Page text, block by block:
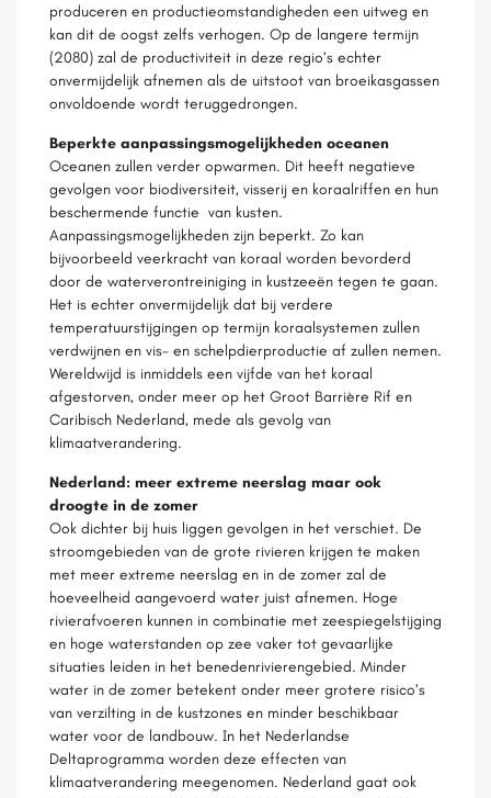
produceren en productieomstandigheden een uitweg en
kan dit de oogst zelfs verhogen. Op de langere termijn
(2080) zal de productiviteit in deze regio’s echter
onvermijdelijk afnemen als de uitstoot van broeikasgassen
onvoldoende wordt teruggedrongen.
Beperkte aanpassingsmogelijkheden oceanen
Oceanen zullen verder opwarmen. Dit heeft negatieve
gevolgen voor biodiversiteit, visserij en koraalriffen en hun
beschermende functie van kusten.
Aanpassingsmogelijkheden zijn beperkt. Zo kan
bijvoorbeeld veerkracht van koraal worden bevorderd
door de waterverontreiniging in kustzeeën tegen te gaan.
Het is echter onvermijdelijk dat bij verdere
temperatuurstijgingen op termijn koraalsystemen zullen
verdwijnen en vis- en schelpdierproductie af zullen nemen.
Wereldwijd is inmiddels een vijfde van het koraal
afgestorven, onder meer op het Groot Barrière Rif en
Caribisch Nederland, mede als gevolg van
klimaatverandering.
Nederland: meer extreme neerslag maar ook
droogte in de zomer
Ook dichter bij huis liggen gevolgen in het verschiet. De
stroomgebieden van de grote rivieren krijgen te maken
met meer extreme neerslag en in de zomer zal de
hoeveelheid aangevoerd water juist afnemen. Hoge
rivierafvoeren kunnen in combinatie met zeespiegelstijging
en hoge waterstanden op zee vaker tot gevaarlijke
situaties leiden in het benedenrivierengebied. Minder
water in de zomer betekent onder meer grotere risico’s
van verzilting in de kustzones en minder beschikbaar
water voor de landbouw. In het Nederlandse
Deltaprogramma worden deze effecten van
klimaatverandering meegenomen. Nederland gaat ook